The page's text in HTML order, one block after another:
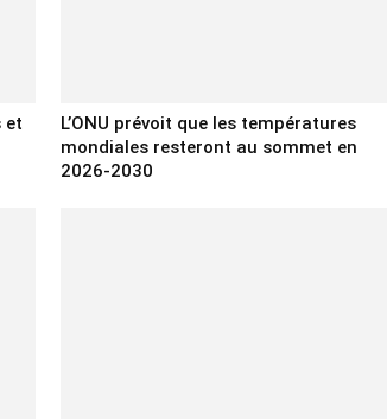
et
L’ONU prévoit que les températures
mondiales resteront au sommet en
2026-2030